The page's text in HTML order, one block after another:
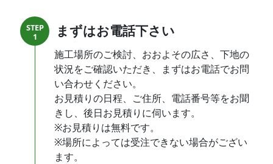
STEP
1
まずはお電話下さい
施工場所のご検討、おおよその広さ、下地の
状況をご確認いただき、まずはお電話でお問
い合わせください。
お見積りの日程、ご住所、電話番号等をお聞
きし、後日お見積りに伺います。
※お見積りは無料です。
※場所によっては受注できない場合がござい
ます。